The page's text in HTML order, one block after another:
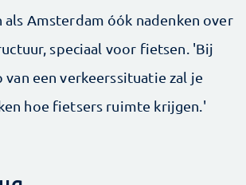
Amsterdam óók nadenken over
speciaal voor fietsen. 'Bij
een verkeerssituatie zal je
hoe fietsers ruimte krijgen.'